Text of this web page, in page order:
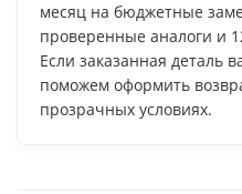
месяц на бюджетные
проверенные аналоги и
Если заказанная деталь
поможем оформить
прозрачных условиях.